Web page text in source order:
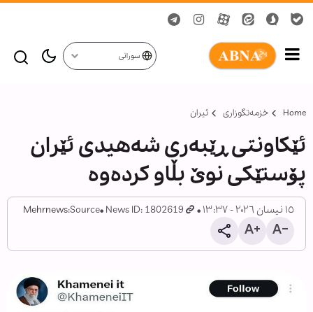
سورانی
Home خزمەتگوزاری ئیران
ئێکاونتی ڕێبەری شەهیدی ئێران
پۆستێکی نوێ بڵاو کردەوە
١٥ نیسان ٢٠٢٦ - ١٣:٣٧ News ID: 1802619
Source:
Mehrnews